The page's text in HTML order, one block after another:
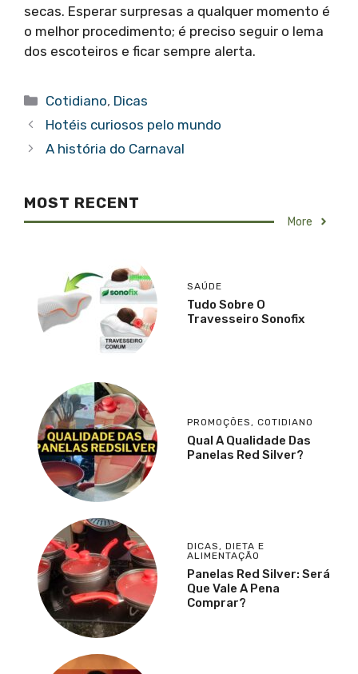
secas. Esperar surpresas a qualquer momento é
o melhor procedimento; é preciso seguir o lema
dos escoteiros e ficar sempre alerta.
Categorias
Cotidiano, Dicas
Hotéis curiosos pelo mundo
A história do Carnaval
MOST RECENT
More
SAÚDE
Tudo Sobre O
Travesseiro Sonofix
PROMOÇÕES, COTIDIANO
Qual A Qualidade Das
Panelas Red Silver?
DICAS, DIETA E
ALIMENTAÇÃO
Panelas Red Silver: Será
Que Vale A Pena
Comprar?